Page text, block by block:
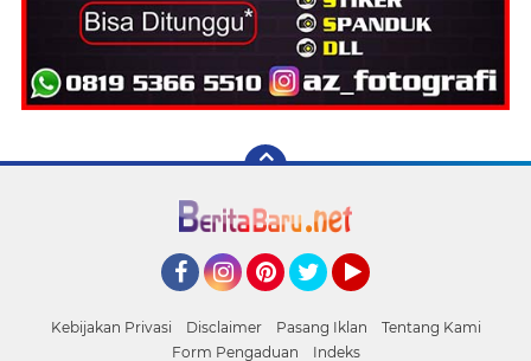
Kebijakan Privasi Disclaimer Pasang Iklan
Tentang Kami
Form Pengaduan
Indeks